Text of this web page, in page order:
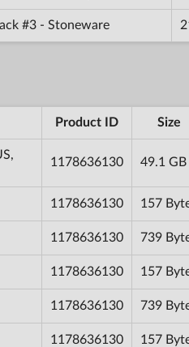
#3 - Stoneware
Product ID Size
1178636130 49.1 GB
1178636130 157
1178636130 739
1178636130 157
1178636130 739
1178636130 157